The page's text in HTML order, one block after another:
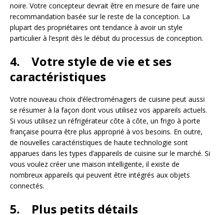
noire. Votre concepteur devrait être en mesure de faire une
recommandation basée sur le reste de la conception. La
plupart des propriétaires ont tendance à avoir un style
particulier à l’esprit dès le début du processus de conception.
4. Votre style de vie et ses
caractéristiques
Votre nouveau choix d’électroménagers de cuisine peut aussi
se résumer à la façon dont vous utilisez vos appareils actuels.
Si vous utilisez un réfrigérateur côte à côte, un frigo à porte
française pourra être plus approprié à vos besoins. En outre,
de nouvelles caractéristiques de haute technologie sont
apparues dans les types d’appareils de cuisine sur le marché. Si
vous voulez créer une maison intelligente, il existe de
nombreux appareils qui peuvent être intégrés aux objets
connectés.
5. Plus petits détails